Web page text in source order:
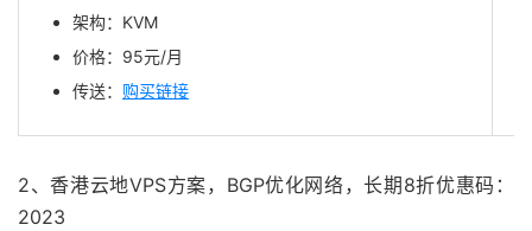
架构：KVM
价格：95元/月
传送： 购买链接
2、香港云地VPS方案，BGP优化网络，长期8折优惠码：
2023